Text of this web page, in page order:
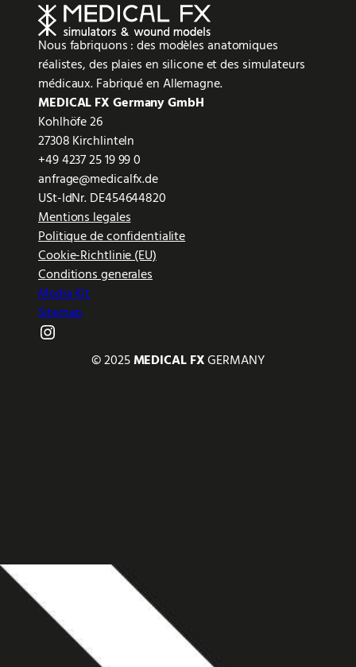
Nous fabriquons : des modèles anatomiques
réalistes, des plaies en silicone et des simulateurs
médicaux. Fabriqué en Allemagne.
MEDICAL FX Germany GmbH
Kohlhöfe 26
27308 Kirchlinteln
+49 4237 25 19 99 0
anfrage@medicalfx.de
USt-IdNr. DE454644820
Mentions legales
Politique de confidentialite
Cookie-Richtlinie (EU)
Conditions generales
Media Kit
Sitemap
Instagram
© 2025MEDICAL FXGERMANY